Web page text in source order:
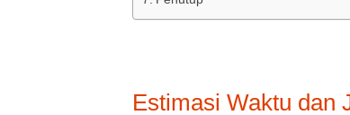
Estimasi Waktu dan